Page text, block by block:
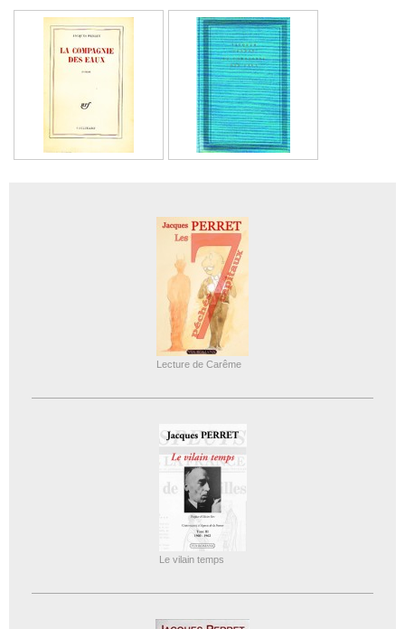
Lecture de Carême
Le vilain temps